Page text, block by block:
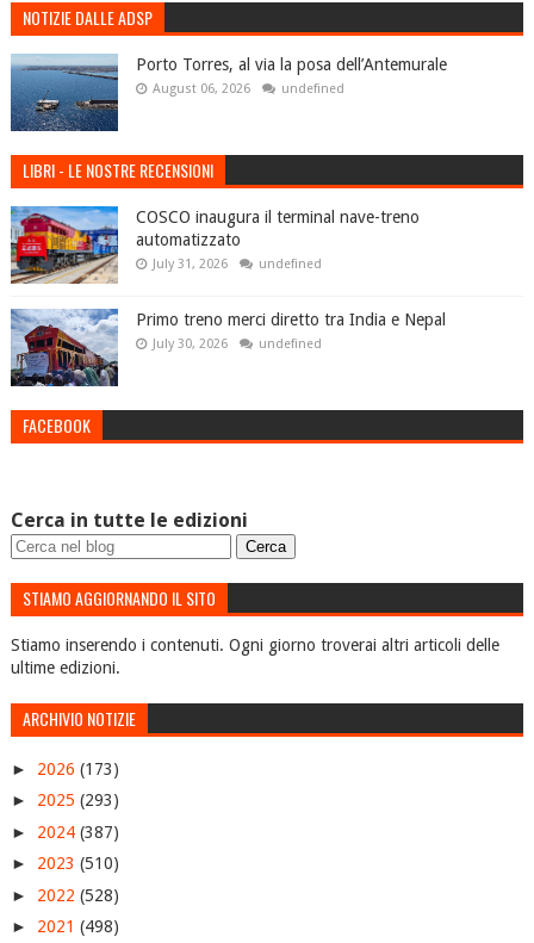
NOTIZIE DALLE ADSP
Porto Torres, al via la posa dell’Antemurale
August 06, 2026 undefined
LIBRI - LE NOSTRE RECENSIONI
COSCO inaugura il terminal nave-treno
automatizzato
July 31, 2026 undefined
Primo treno merci diretto tra India e Nepal
July 30, 2026 undefined
FACEBOOK
Cerca in tutte le edizioni
STIAMO AGGIORNANDO IL SITO
Stiamo inserendo i contenuti. Ogni giorno troverai altri articoli delle
ultime edizioni.
ARCHIVIO NOTIZIE
► 2026 (173)
► 2025 (293)
► 2024 (387)
► 2023 (510)
► 2022 (528)
► 2021 (498)